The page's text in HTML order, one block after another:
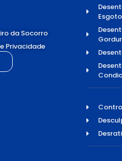
da Socorro
Privacidade
Esgoto